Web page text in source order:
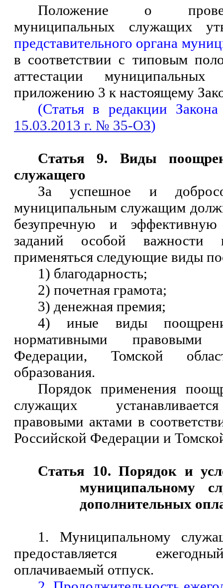
Положение о
муниципальных служащих
представительного органа
в соответствии с типовым
аттестации
приложению 3 к настоящему
(Статья в редакции Закона
15.03.2013 г. № 35-ОЗ)
Статья 9. Виды
служащего
За успешное и
муниципальным служащим
безупречную и
заданий особой важности
применяться следующие виды
1) благодарность;
2) почетная грамота;
3) денежная премия;
4) иные виды
нормативными правовыми
Федерации, Томской
образования.
Порядок применения
служащих
правовыми актами в
Российской Федерации и
Статья 10. Порядок и
муниципальному
дополнительных
1. Муниципальному
предоставляется
оплачиваемый отпуск.